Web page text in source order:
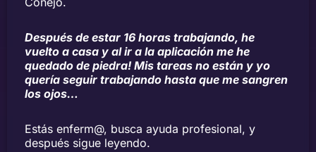
Después de estar 16 horas trabajando, he
vuelto a casa y al ir a la aplicación me he
quedado de piedra! Mis tareas no están y yo
quería seguir trabajando hasta que me sangren
los ojos…
Estás enferm@, busca ayuda profesional, y
después sigue leyendo.